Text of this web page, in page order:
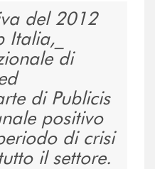
del 2012
di
di Publicis
positivo
di crisi
il settore.